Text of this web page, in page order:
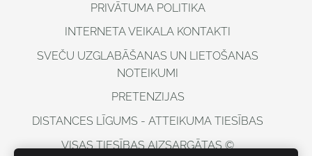
PRIVĀTUMA POLITIKA
INTERNETA VEIKALA KONTAKTI
SVEČU UZGLABĀŠANAS UN LIETOŠANAS
NOTEIKUMI
PRETENZIJAS
DISTANCES LĪGUMS - ATTEIKUMA TIESĪBAS
VISAS TIESĪBAS AIZSARGĀTAS ©